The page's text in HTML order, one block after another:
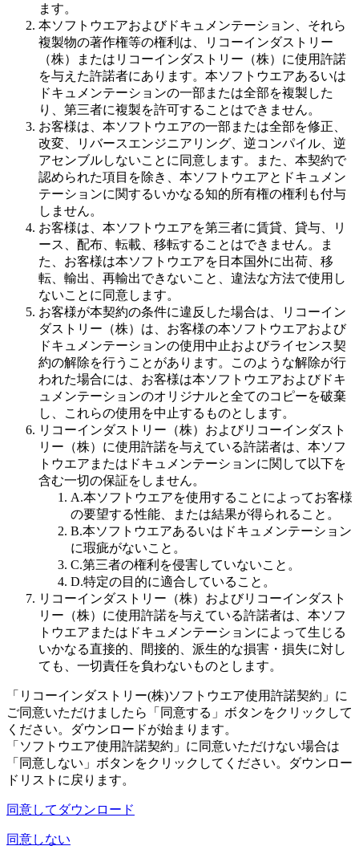
ます。
本ソフトウエアおよびドキュメンテーション、それら
複製物の著作権等の権利は、リコーインダストリー
（株）またはリコーインダストリー（株）に使用許諾
を与えた許諾者にあります。本ソフトウエアあるいは
ドキュメンテーションの一部または全部を複製した
り、第三者に複製を許可することはできません。
お客様は、本ソフトウエアの一部または全部を修正、
改変、リバースエンジニアリング、逆コンパイル、逆
アセンブルしないことに同意します。また、本契約で
認められた項目を除き、本ソフトウエアとドキュメン
テーションに関するいかなる知的所有権の権利も付与
しません。
お客様は、本ソフトウエアを第三者に賃貸、貸与、リ
ース、配布、転載、移転することはできません。ま
た、お客様は本ソフトウエアを日本国外に出荷、移
転、輸出、再輸出できないこと、違法な方法で使用し
ないことに同意します。
お客様が本契約の条件に違反した場合は、リコーイン
ダストリー（株）は、お客様の本ソフトウエアおよび
ドキュメンテーションの使用中止およびライセンス契
約の解除を行うことがあります。このような解除が行
われた場合には、お客様は本ソフトウエアおよびドキ
ュメンテーションのオリジナルと全てのコピーを破棄
し、これらの使用を中止するものとします。
リコーインダストリー（株）およびリコーインダスト
リー（株）に使用許諾を与えている許諾者は、本ソフ
トウエアまたはドキュメンテーションに関して以下を
含む一切の保証をしません。
A.本ソフトウエアを使用することによってお客様
の要望する性能、または結果が得られること。
B.本ソフトウエアあるいはドキュメンテーション
に瑕疵がないこと。
C.第三者の権利を侵害していないこと。
D.特定の目的に適合していること。
リコーインダストリー（株）およびリコーインダスト
リー（株）に使用許諾を与えている許諾者は、本ソフ
トウエアまたはドキュメンテーションによって生じる
いかなる直接的、間接的、派生的な損害・損失に対し
ても、一切責任を負わないものとします。
「リコーインダストリー(株)ソフトウエア使用許諾契約」に
ご同意いただけましたら「同意する」ボタンをクリックして
ください。ダウンロードが始まります。
「ソフトウエア使用許諾契約」に同意いただけない場合は
「同意しない」ボタンをクリックしてください。ダウンロー
ドリストに戻ります。
同意してダウンロード
同意しない